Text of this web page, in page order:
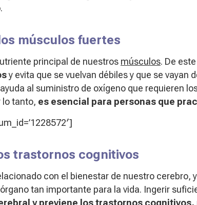
músculos fuertes
principal de nuestros músculos. De
y evita que se vuelvan débiles y que se vayan
al suministro de oxígeno que requieren
lo tanto, es esencial para personas que
trastornos cognitivos
con el bienestar de nuestro cerebro,
tan importante para la vida. Ingerir
y previene los trastornos